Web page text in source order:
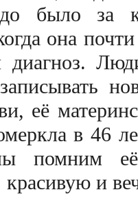
было за
она
её
в 46
помним
красивую и